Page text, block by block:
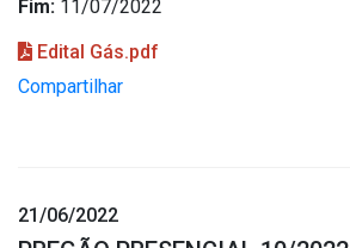
Fim: 11/07/2022
Edital Gás.pdf
Compartilhar
21/06/2022